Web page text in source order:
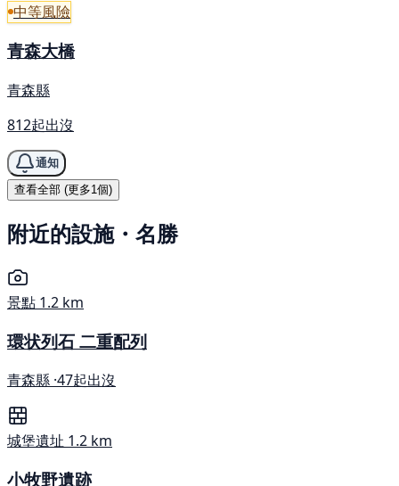
中等風險
青森大橋
青森縣
812起出沒
通知
查看全部 (更多1個)
附近的設施・名勝
景點 1.2 km
環状列石 二重配列
青森縣 ·47起出沒
城堡遺址 1.2 km
小牧野遺跡